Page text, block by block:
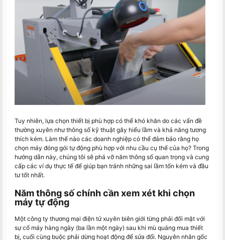
Tuy nhiên, lựa chọn thiết bị phù hợp có thể khó khăn do các vấn đề
thường xuyên như thông số kỹ thuật gây hiểu lầm và khả năng tương
thích kém. Làm thế nào các doanh nghiệp có thể đảm bảo rằng họ
chọn máy đóng gói tự động phù hợp với nhu cầu cụ thể của họ? Trong
hướng dẫn này, chúng tôi sẽ phá vỡ năm thông số quan trọng và cung
cấp các ví dụ thực tế để giúp bạn tránh những sai lầm tốn kém và đầu
tư tốt nhất.
Năm thông số chính cần xem xét khi chọn
máy tự động
Một công ty thương mại điện tử xuyên biên giới từng phải đối mặt với
sự cố máy hàng ngày (ba lần một ngày) sau khi mù quáng mua thiết
bị, cuối cùng buộc phải dừng hoạt động để sửa đổi. Nguyên nhân gốc